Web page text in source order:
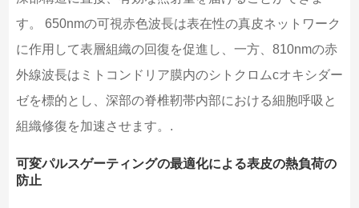
す。 650nmの可視赤色波長は表在性の真皮ネットワーク
に作用して表層組織の回復を促進し、一方、810nmの赤
外線波長はミトコンドリア膜内のシトクロムcオキシダー
ゼを標的とし、深部の脊椎靭帯内部における細胞呼吸と
組織修復を加速させます。.
可変パルスゲーティングの最適化による表皮の熱負荷の
防止